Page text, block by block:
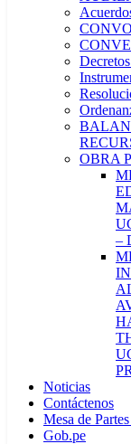
OBRA
–
Noticias
Contáctenos
Mesa de
Gob.pe